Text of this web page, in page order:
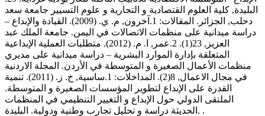
البليدة, كلية العلوم القتصادية و التجارية و علوم التسيير جامعة سعد
دحلب, الجزائر. المقالات: 1.آخرون, م. ي. (2009). القيادة والإبداع –
دراسة ميدانية على منظمات الاتصالات في اليمن. جامعة الملك عبد
العزيز, 23(1). 2.عمر, ا. م. (2012). متطلبات العملية الإبداعية
المتعلقة بإدارة الموارد البشرية – دراسة ميدانية على مديري
منظمات الأعمال الصغيرة و المتوسطة في الأردن. المجلة الاردنية
في مجال الاعمال, 8(2). المداخلات: 1.ساسية, خ. ز. (2011). تنمية
القدرة على الإبداع لتطوير المؤسسات الصغيرة و المتوسطة.
الملتقى الدولي حول الإبداع و التغيير التنظيمي في المنظمات
الحديثة دراسة و تحليل تجارب وطنية ودولية. البليدة. .